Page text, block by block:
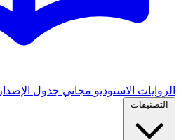
الروايات الاستوديو مجاني جدول الإصدار
التصنيفات